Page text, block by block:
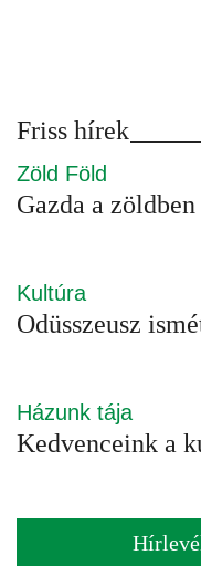
Friss hírek
Zöld Föld
Gazda a zöldben
Kultúra
Odüsszeusz
Házunk tája
Kedvenceink a